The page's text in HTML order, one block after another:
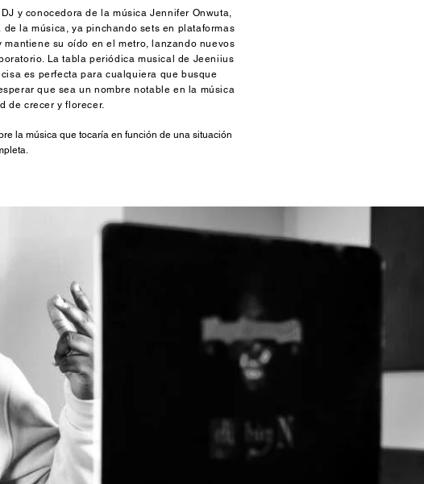
y conocedora de la música Jennifer Onwuta,
la música, ya pinchando sets en plataformas
su oído en el metro, lanzando nuevos
La tabla periódica musical de Jeeniius
es perfecta para cualquiera que busque
que sea un nombre notable en la música
de crecer y florecer.
la música que tocaría en función de una situación